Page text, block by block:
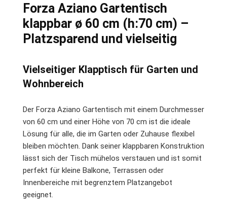
Forza Aziano Gartentisch
klappbar ø 60 cm (h:70 cm) –
Platzsparend und vielseitig
Vielseitiger Klapptisch für Garten und
Wohnbereich
Der Forza Aziano Gartentisch mit einem Durchmesser
von 60 cm und einer Höhe von 70 cm ist die ideale
Lösung für alle, die im Garten oder Zuhause flexibel
bleiben möchten. Dank seiner klappbaren Konstruktion
lässt sich der Tisch mühelos verstauen und ist somit
perfekt für kleine Balkone, Terrassen oder
Innenbereiche mit begrenztem Platzangebot
geeignet.